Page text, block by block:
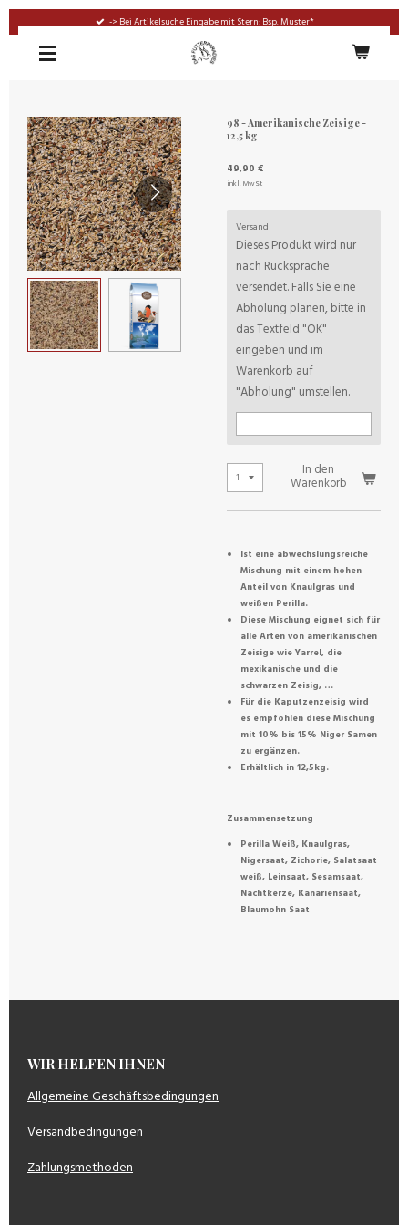
springen
-> Bei Artikelsuche Eingabe mit Stern: Bsp. Muster*
98 - Amerikanische Zeisige -
12,5 kg
49,90 €
inkl. MwSt
Versand
Dieses Produkt wird nur
nach Rücksprache
versendet. Falls Sie eine
Abholung planen, bitte in
das Textfeld "OK"
eingeben und im
Warenkorb auf
"Abholung" umstellen.
In den
Warenkorb
Ist eine abwechslungsreiche
Mischung mit einem hohen
Anteil von Knaulgras und
weißen Perilla.
Diese Mischung eignet sich für
alle Arten von amerikanischen
Zeisige wie Yarrel, die
mexikanische und die
schwarzen Zeisig, …
Für die Kaputzenzeisig wird
es empfohlen diese Mischung
mit 10% bis 15% Niger Samen
zu ergänzen.
Erhältlich in 12,5kg.
Zusammensetzung
Perilla Weiß, Knaulgras,
Nigersaat, Zichorie, Salatsaat
weiß, Leinsaat, Sesamsaat,
Nachtkerze, Kanariensaat,
Blaumohn Saat
WIR HELFEN IHNEN
Allgemeine Geschäftsbedingungen
Versandbedingungen
Zahlungsmethoden